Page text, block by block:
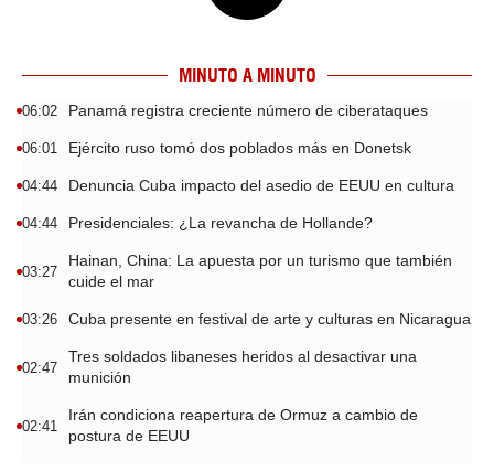
MINUTO A MINUTO
06:02 Panamá registra creciente número de ciberataques
06:01 Ejército ruso tomó dos poblados más en Donetsk
04:44 Denuncia Cuba impacto del asedio de EEUU en cultura
04:44 Presidenciales: ¿La revancha de Hollande?
03:27
Hainan, China: La apuesta por un turismo que también
cuide el mar
03:26 Cuba presente en festival de arte y culturas en Nicaragua
02:47
Tres soldados libaneses heridos al desactivar una
munición
02:41
Irán condiciona reapertura de Ormuz a cambio de
postura de EEUU